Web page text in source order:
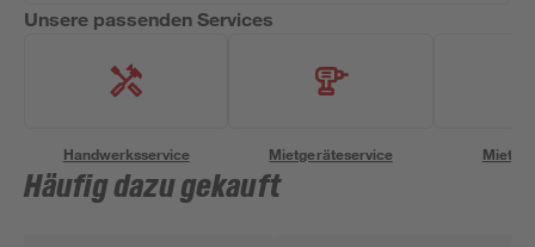
Unsere passenden Services
Handwerksservice Mietgeräteservice
Häufig dazu gekauft